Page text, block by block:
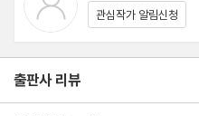
13. 아동 비만
관심작가 알림신청
출판사 리뷰